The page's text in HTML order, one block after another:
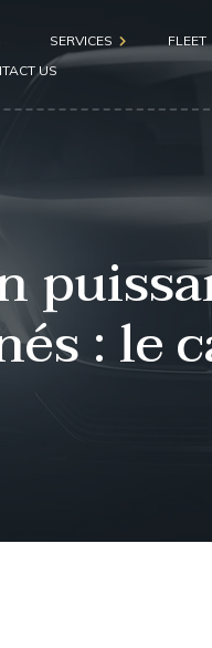
SERVICES
pickup
pickup
FLEET
US
: le